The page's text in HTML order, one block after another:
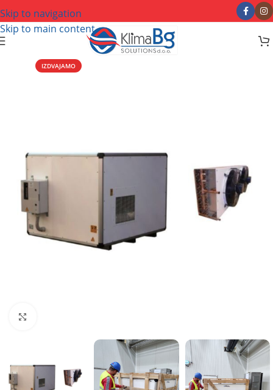
Skip to navigation
Skip to main content
IZDVAJAMO